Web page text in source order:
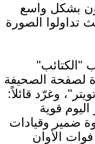
بشكل واسع
تداولوا الصورة
"الكتائب"
لصفحة الصحيفة
وغرّد قائلاً:
قوية
ضمير وقيادات